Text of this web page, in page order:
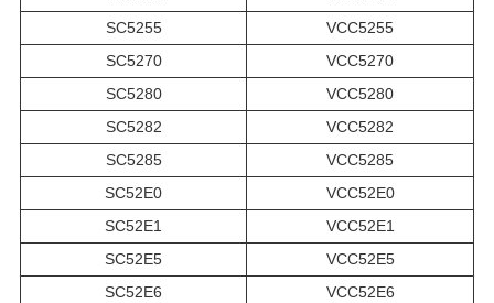
SC5255
VCC5255
SC5270
VCC5270
SC5280
VCC5280
SC5282
VCC5282
SC5285
VCC5285
SC52E0
VCC52E0
SC52E1
VCC52E1
SC52E5
VCC52E5
SC52E6
VCC52E6